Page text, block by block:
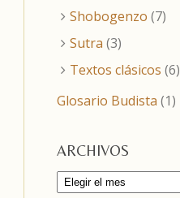
Shobogenzo (7)
Sutra (3)
Textos clásicos (6)
Glosario Budista (1)
ARCHIVOS
Archivos